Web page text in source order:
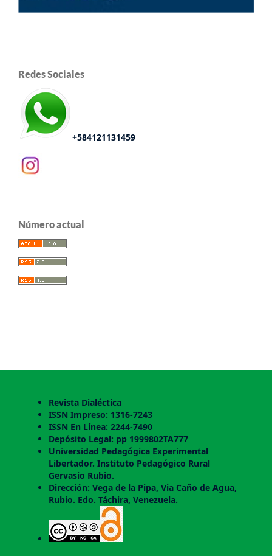
Redes Sociales
+584121131459
Número actual
Revista Dialéctica
ISSN Impreso: 1316-7243
ISSN En Línea: 2244-7490
Depósito Legal: pp 1999802TA777
Universidad Pedagógica Experimental
Libertador. Instituto Pedagógico Rural
Gervasio Rubio.
Dirección: Vega de la Pipa, Via Caño de Agua,
Rubio. Edo. Táchira, Venezuela.